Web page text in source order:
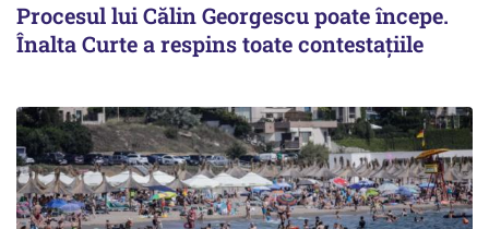
Procesul lui Călin Georgescu poate începe.
Înalta Curte a respins toate contestațiile